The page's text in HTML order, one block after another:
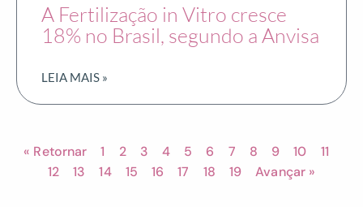
A Fertilização in Vitro cresce
18% no Brasil, segundo a Anvisa
LEIA MAIS »
« Retornar 1 2 3 4 5 6 7 8 9 10
11
12
13 14 15 16 17 18 19 Avançar »